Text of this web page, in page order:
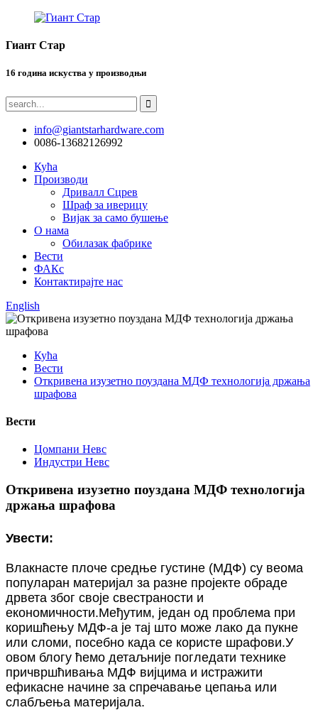
Гиант Стар
16 година искуства у производњи
info@giantstarhardware.com
0086-13682126992
Кућа
Производи
Дривалл Сцрев
Шраф за иверицу
Вијак за само бушење
О нама
Обилазак фабрике
Вести
ФАКс
Контактирајте нас
English
Кућа
Вести
Откривена изузетно поуздана МДФ технологија држања
шрафова
Вести
Цомпани Невс
Индустри Невс
Откривена изузетно поуздана МДФ технологија
држања шрафова
Увести:
Влакнасте плоче средње густине (МДФ) су веома
популаран материјал за разне пројекте обраде
дрвета због своје свестраности и
економичности.Међутим, један од проблема при
коришћењу МДФ-а је тај што може лако да пукне
или сломи, посебно када се користе шрафови.У
овом блогу ћемо детаљније погледати технике
причвршћивања МДФ вијцима и истражити
ефикасне начине за спречавање цепања или
слабљења материјала.